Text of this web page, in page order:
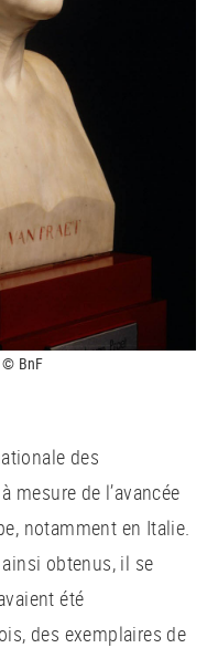
BnF
des
mesure de l’avancée
notamment en Italie.
obtenus, il se
été
des exemplaires de